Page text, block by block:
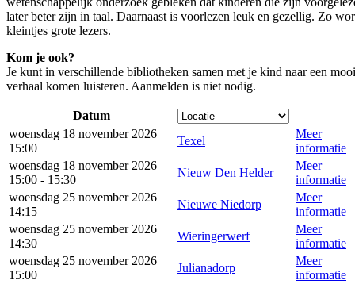
later beter zijn in taal. Daarnaast is voorlezen leuk en gezellig. Zo
kleintjes grote lezers.
Kom je ook?
Je kunt in verschillende bibliotheken samen met je kind naar een mooi
verhaal komen luisteren. Aanmelden is niet nodig.
Datum
woensdag 18 november 2026
15:00
Texel
Meer
informatie
woensdag 18 november 2026
15:00 - 15:30
Nieuw Den Helder
Meer
informatie
woensdag 25 november 2026
14:15
Nieuwe Niedorp
Meer
informatie
woensdag 25 november 2026
14:30
Wieringerwerf
Meer
informatie
woensdag 25 november 2026
15:00
Julianadorp
Meer
informatie